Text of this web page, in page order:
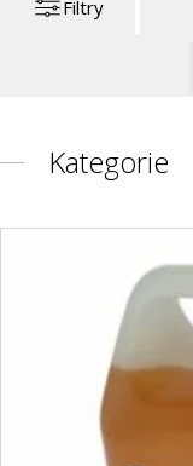
Filtry
Kategorie